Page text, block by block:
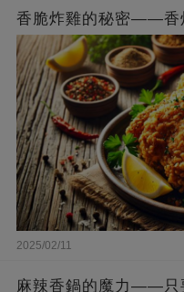
香脆炸雞的秘密——香
2025/02/11
麻辣香鍋的魔力——只